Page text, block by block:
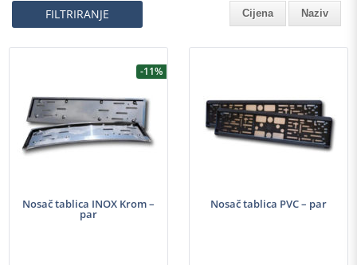
FILTRIRANJE Cijena Naziv
-11%
Nosač tablica INOX Krom –
par
Nosač tablica PVC – par